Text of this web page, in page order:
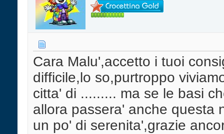
Cara Malu',accetto i tuoi
difficile,lo so,purtroppo
citta' di ......... ma se le basi
allora passera' anche questa
un po' di serenita',grazie